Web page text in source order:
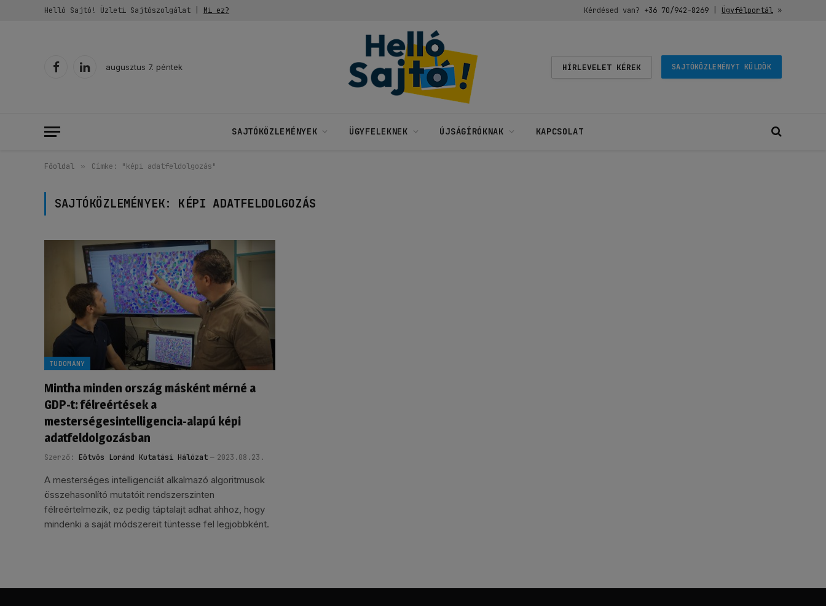
Helló Sajtó! Üzleti Sajtószolgálat | Mi ez? Kérdésed van? +36 70/942-8269| Ügyfélportál»
FacebookLinkedIn
augusztus 7. péntek HÍRLEVELET KÉREK SAJTÓKÖZLEMÉNYT KÜLDÖK
SAJTÓKÖZLEMÉNYEK ÜGYFELEKNEK ÚJSÁGÍRÓKNAK KAPCSOLAT
Főoldal » Címke: "képi adatfeldolgozás"
SAJTÓKÖZLEMÉNYEK: KÉPI ADATFELDOLGOZÁS
TUDOMÁNY
Mintha minden ország másként mérné a
GDP-t: félreértések a
mesterségesintelligencia-alapú képi
adatfeldolgozásban
Szerző: Eötvös Loránd Kutatási Hálózat 2023.08.23.
A mesterséges intelligenciát alkalmazó algoritmusok
összehasonlító mutatóit rendszerszinten
félreértelmezik, ez pedig táptalajt adhat ahhoz, hogy
mindenki a saját módszereit tüntesse fel legjobbként.